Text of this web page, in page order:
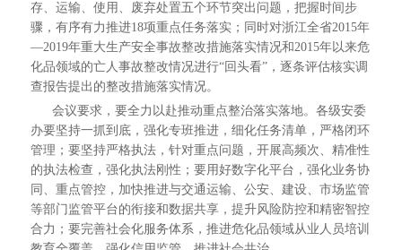
存、运输、使用、废弃处置五个环节突出问题，把握时间步
骤，有序有力推进18项重点任务落实；同时对浙江全省2015年
—2019年重大生产安全事故整改措施落实情况和2015年以来危
化品领域的亡人事故整改情况进行“回头看”，逐条评估核实调
查报告提出的整改措施落实情况。
会议要求，要全力以赴推动重点整治落实落地。各级安委
办要坚持一抓到底，强化专班推进，细化任务清单，严格闭环
管理；要坚持严格执法，针对重点问题，开展高频次、精准性
的执法检查，强化执法刚性；要用好数字化平台，强化业务协
同、重点管控，加快推进与交通运输、公安、建设、市场监管
等部门监管平台的衔接和数据共享，提升风险防控和精密智控
合力；要完善社会化服务体系，推进危化品领域从业人员培训